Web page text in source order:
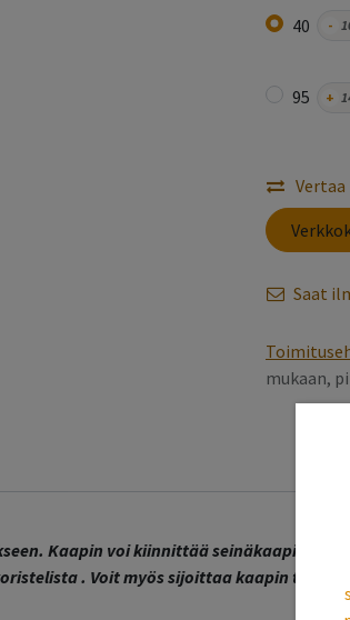
40 -
95 +
Vertaa
Saat
mukaan,
Kaapin voi kiinnittää seinäkaapiksi,
. Voit myös sijoittaa kaapin